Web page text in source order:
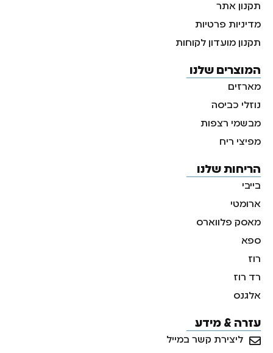
תקנון אתר
מדיניות פרטיות
תקנון מועדון לקוחות
המוצרים שלנו
מארזים
נוזלי כביסה
מבשמי רצפות
מפיצי ריח
הריחות שלנו
בייבי
ארומטי
מאסק פלווארס
ספא
רוז
רד רוז
אלגנס
עזרה & מידע
ליצירת קשר במייל